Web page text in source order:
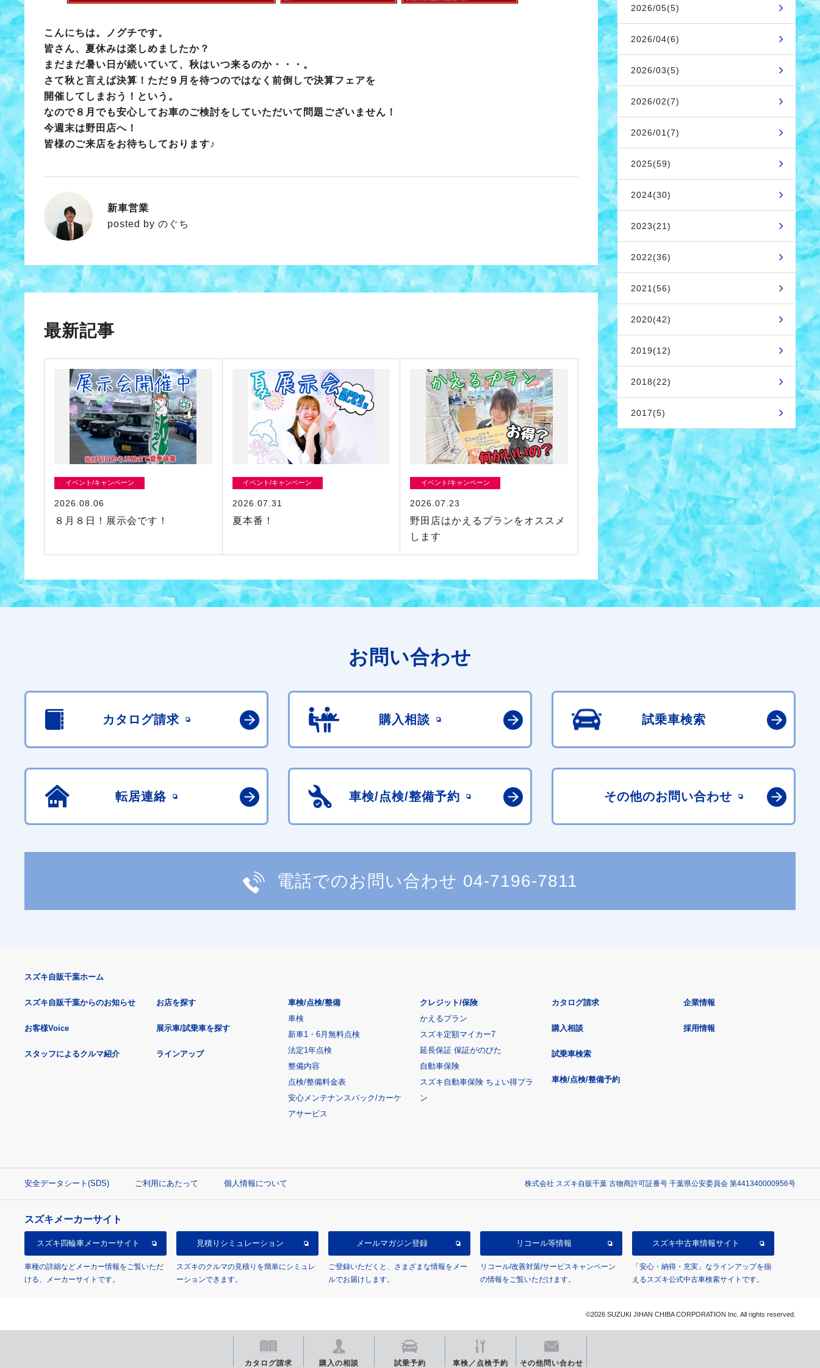
こんにちは。ノグチです。
皆さん、夏休みは楽しめましたか？
まだまだ暑い日が続いていて、秋はいつ来るのか・・・。
さて秋と言えば決算！ただ９月を待つのではなく前倒しで決算フェアを
開催してしまおう！という。
なので８月でも安心してお車のご検討をしていただいて問題ございません！
今週末は野田店へ！
皆様のご来店をお待ちしております♪
のぐち
新車営業
posted by のぐち
最新記事
イベント/キャンペーン
2026.08.06
８月８日！展示会です！
イベント/キャンペーン
2026.07.31
夏本番！
イベント/キャンペーン
2026.07.23
野田店はかえるプランをオススメ
します
2026/05(5)
2026/04(6)
2026/03(5)
2026/02(7)
2026/01(7)
2025(59)
2024(30)
2023(21)
2022(36)
2021(56)
2020(42)
2019(12)
2018(22)
2017(5)
お問い合わせ
カタログ請求 購入相談 試乗車検索
転居連絡 車検/点検/整備予約 その他のお問い合わせ
電話でのお問い合わせ 04-7196-7811
カタログ請求 購入の相談 試乗予約 車検／点検予約 その他問い合わせ
スズキ自販千葉ホーム
スズキ自販千葉からのお知らせ
お客様Voice
スタッフによるクルマ紹介
お店を探す
展示車/試乗車を探す
ラインアップ
車検/点検/整備
車検
新車1・6月無料点検
法定1年点検
整備内容
点検/整備料金表
安心メンテナンスパック/カーケ
アサービス
クレジット/保険
かえるプラン
スズキ定額マイカー7
延長保証 保証がのびた
自動車保険
スズキ自動車保険 ちょい得プラ
ン
カタログ請求
購入相談
試乗車検索
車検/点検/整備予約
企業情報
採用情報
安全データシート(SDS) ご利用にあたって 個人情報について 株式会社 スズキ自販千葉 古物商許可証番号 千葉県公安委員会 第441340000956号
スズキメーカーサイト
スズキ四輪車メーカーサイト
車種の詳細などメーカー情報をご覧いただ
ける、メーカーサイトです。
見積り シミュレーション
スズキのクルマの見積りを簡単にシミュレ
ーションできます。
メールマガジン登録
ご登録いただくと、さまざまな情報をメー
ルでお届けします。
リコール等情報
リコール/改善対策/サービスキャンペーン
の情報をご覧いただけます。
スズキ中古車情報サイト
「安心・納得・充実」なラインアップを揃
えるスズキ公式中古車検索サイトです。
©2026 SUZUKI JIHAN CHIBA CORPORATION Inc. All rights reserved.